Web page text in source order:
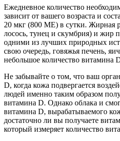
Ежедневное количество
зависит от вашего возраста и
20 мкг (800 МЕ) в сутки. Жирная
лосось, тунец и скумбрия) и жир
одними из лучших природных
свою очередь, говяжья печень,
небольшое количество витамина
Не забывайте о том, что ваш
D, когда кожа подвергается
людей именно таким образом
витамина D. Однако облака и
витамина D, вырабатываемого
достаточно ли вы получаете
который измеряет количество